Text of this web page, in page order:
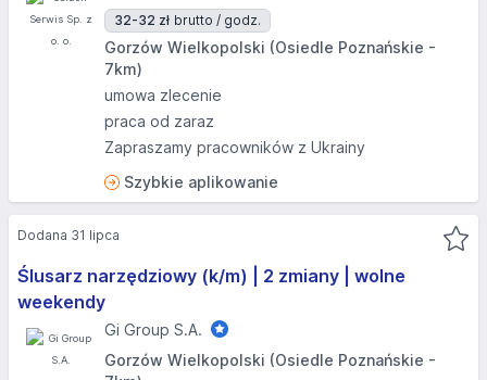
32-32 zł brutto / godz.
Gorzów Wielkopolski (Osiedle Poznańskie -
7km)
umowa zlecenie
praca od zaraz
Zapraszamy pracowników z Ukrainy
Szybkie aplikowanie
Ślusarz narzędziowy (k/m) | 2 zmiany | wolne
weekendy
Gi Group S.A.
Gorzów Wielkopolski (Osiedle Poznańskie -
Dodana 31 lipca